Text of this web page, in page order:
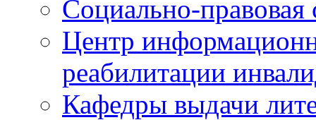
Социально-правовая
Центр
реабилитации
Кафедры выдачи